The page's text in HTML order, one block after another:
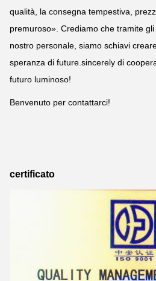
qualità, la consegna tempestiva,
premuroso». Crediamo che tramite
nostro personale, siamo schiavi
speranza di future.sincerely di
futuro luminoso!
Benvenuto per contattarci!
certificato